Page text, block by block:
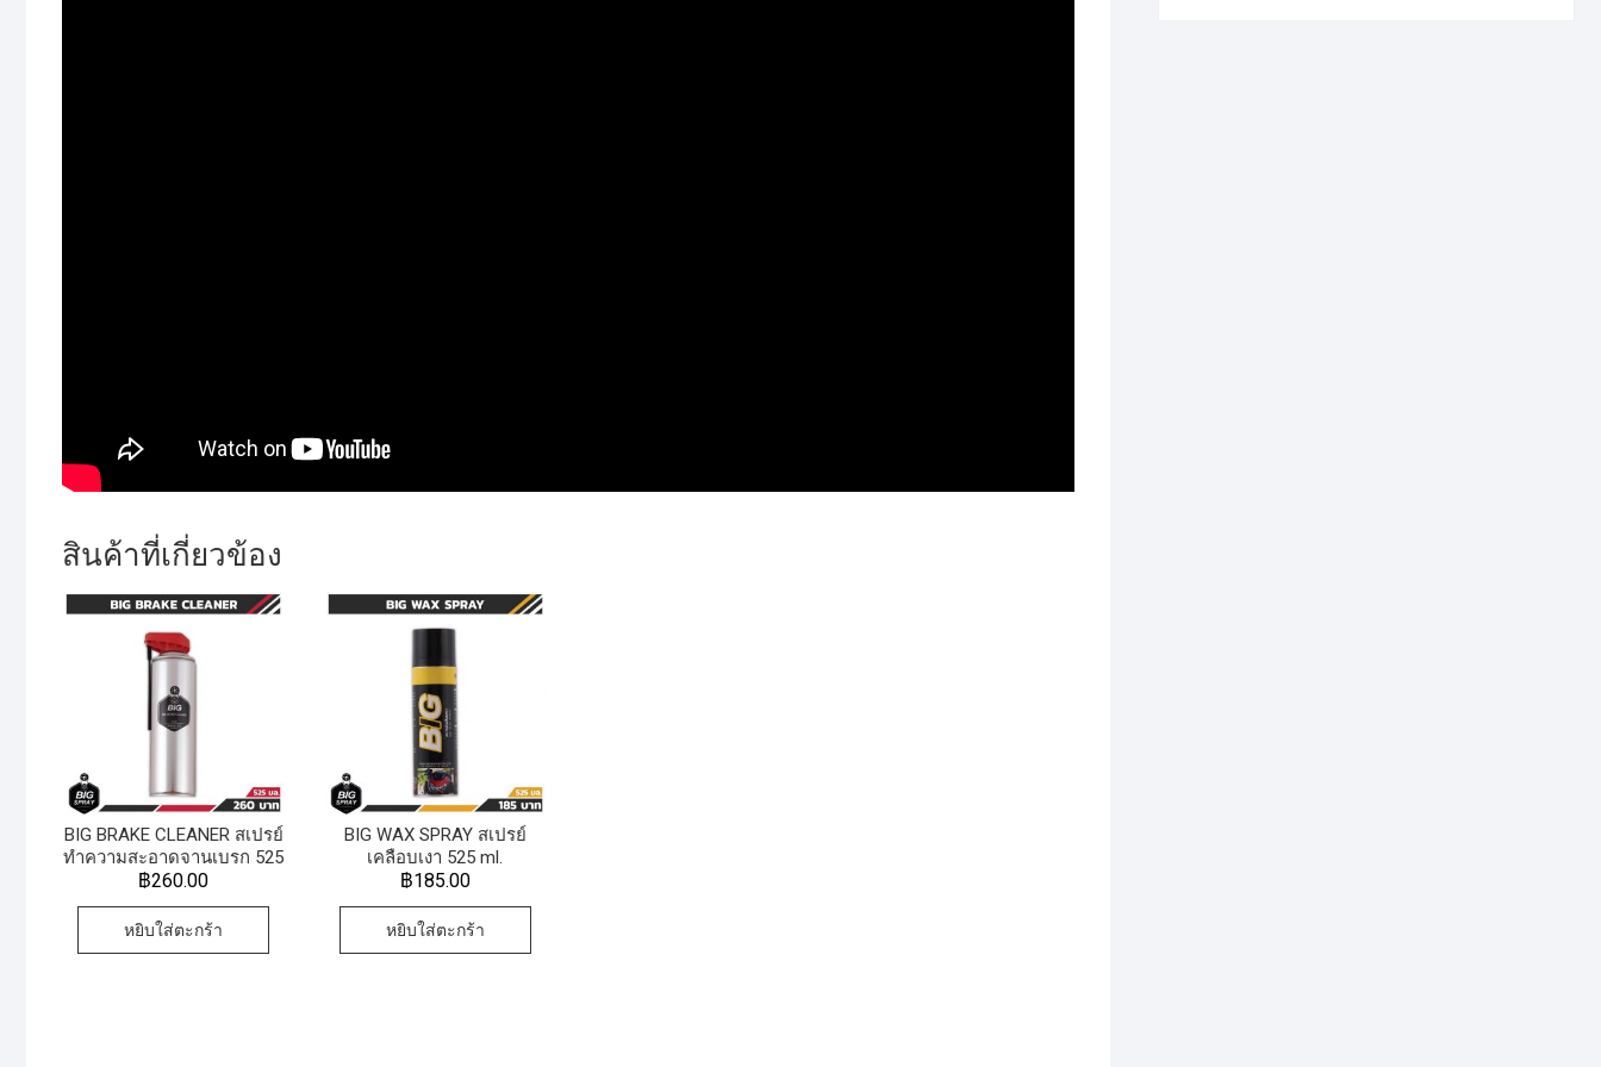
สินค้าที่เกี่ยวข้อง
BIG BRAKE CLEANER สเปรย์
ทำความสะอาดจานเบรก 525
ml.
฿260.00
หยิบใส่ตะกร้า
BIG WAX SPRAY สเปรย์
เคลือบเงา 525 ml.
฿185.00
หยิบใส่ตะกร้า